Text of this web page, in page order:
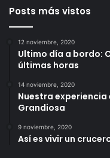
Posts más vistos
12 noviembre, 2020
Ultimo día a bordo:
últimas horas
14 noviembre, 2020
Nuestra experiencia
Grandiosa
9 noviembre, 2020
Así es vivir un